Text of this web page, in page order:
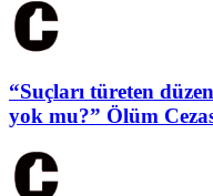
“Suçları türeten
yok mu?” Ölüm